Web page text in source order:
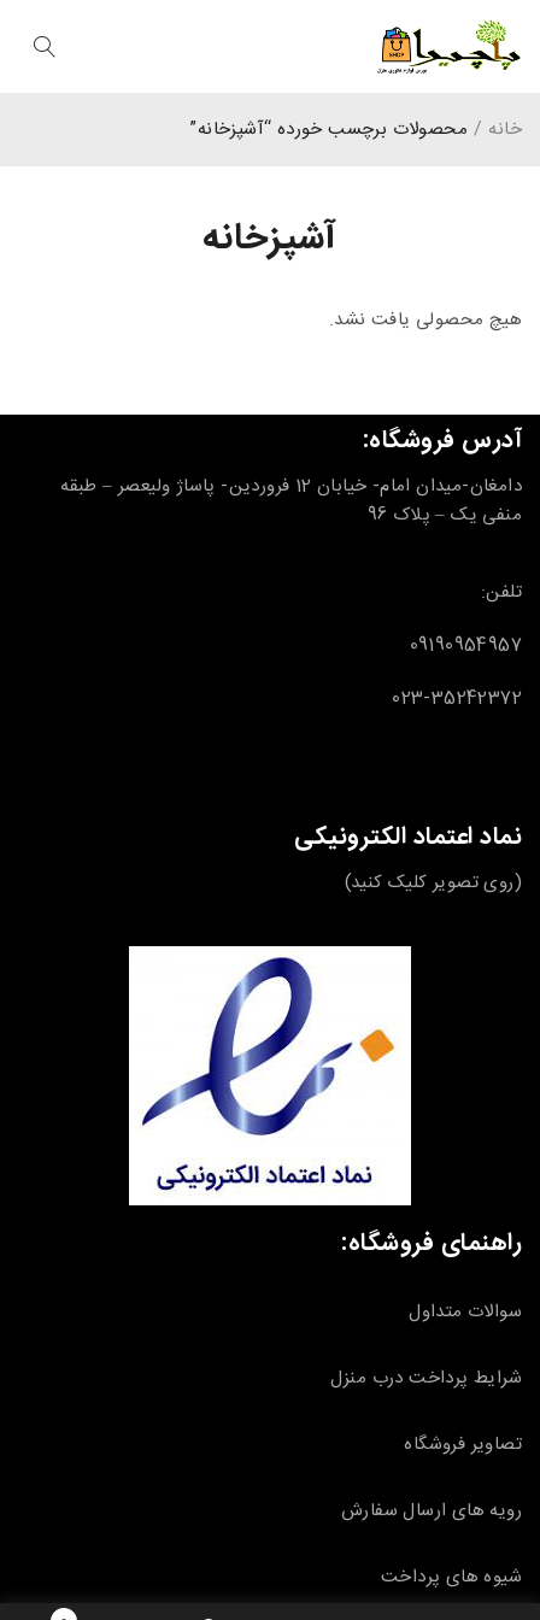
آشپزخانه
خانه / محصولات برچسب خورده “آشپزخانه”
هیچ محصولی یافت نشد.
آدرس فروشگاه:
دامغان-میدان امام- خیابان 12 فروردین- پاساژ ولیعصر – طبقه
منفی یک – پلاک 96
تلفن:
09190954957
023-35242372
نماد اعتماد الکترونیکی
(روی تصویر کلیک کنید)
راهنمای فروشگاه:
سوالات متداول
شرایط پرداخت درب منزل
تصاویر فروشگاه
رویه های ارسال سفارش
شیوه های پرداخت